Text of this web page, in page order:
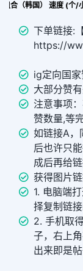
组合（韩国） 速度 (个/
下单链接:
https://
ig定向国
大部分赞
注意事项
赞数量,等
如链接A，
后也许只
成后再给
获得图片链
1. 电脑端
择复制链接
2. 手机取
子，右上
出来即是